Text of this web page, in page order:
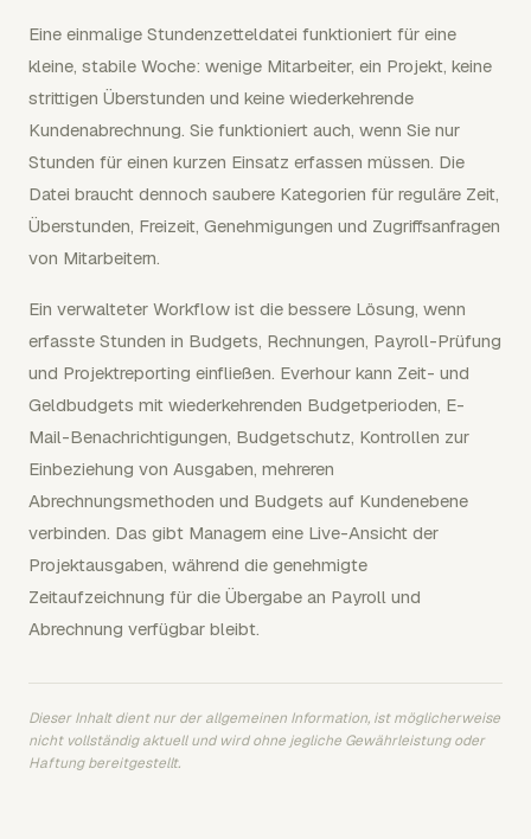
Eine einmalige Stundenzetteldatei funktioniert für eine
kleine, stabile Woche: wenige Mitarbeiter, ein Projekt, keine
strittigen Überstunden und keine wiederkehrende
Kundenabrechnung. Sie funktioniert auch, wenn Sie nur
Stunden für einen kurzen Einsatz erfassen müssen. Die
Datei braucht dennoch saubere Kategorien für reguläre Zeit,
Überstunden, Freizeit, Genehmigungen und Zugriffsanfragen
von Mitarbeitern.
Ein verwalteter Workflow ist die bessere Lösung, wenn
erfasste Stunden in Budgets, Rechnungen, Payroll-Prüfung
und Projektreporting einfließen. Everhour kann Zeit- und
Geldbudgets mit wiederkehrenden Budgetperioden, E-
Mail-Benachrichtigungen, Budgetschutz, Kontrollen zur
Einbeziehung von Ausgaben, mehreren
Abrechnungsmethoden und Budgets auf Kundenebene
verbinden. Das gibt Managern eine Live-Ansicht der
Projektausgaben, während die genehmigte
Zeitaufzeichnung für die Übergabe an Payroll und
Abrechnung verfügbar bleibt.
Dieser Inhalt dient nur der allgemeinen Information, ist möglicherweise
nicht vollständig aktuell und wird ohne jegliche Gewährleistung oder
Haftung bereitgestellt.